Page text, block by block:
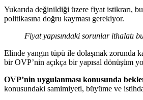
Yukarıda değinildiği üzere fiyat istikrarı,
politikasına doğru kayması gerekiyor.
Fiyat yapısındaki sorunlar ithalatı
Elinde yangın tüpü ile dolaşmak zorunda
bir OVP’nin açıkça bir yapısal dönüşüm
OVP’nin uygulanması konusunda
konusundaki samimiyeti, büyüme ve